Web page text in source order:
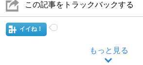
この記事をトラックバックする
イイね！
もっと見る